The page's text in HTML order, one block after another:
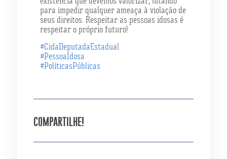
para impedir qualquer ameaça à violação de
seus direitos. Respeitar as pessoas idosas é
respeitar o próprio futuro!
#CidaDeputadaEstadual
#PessoaIdosa
#PolíticasPúblicas
COMPARTILHE!